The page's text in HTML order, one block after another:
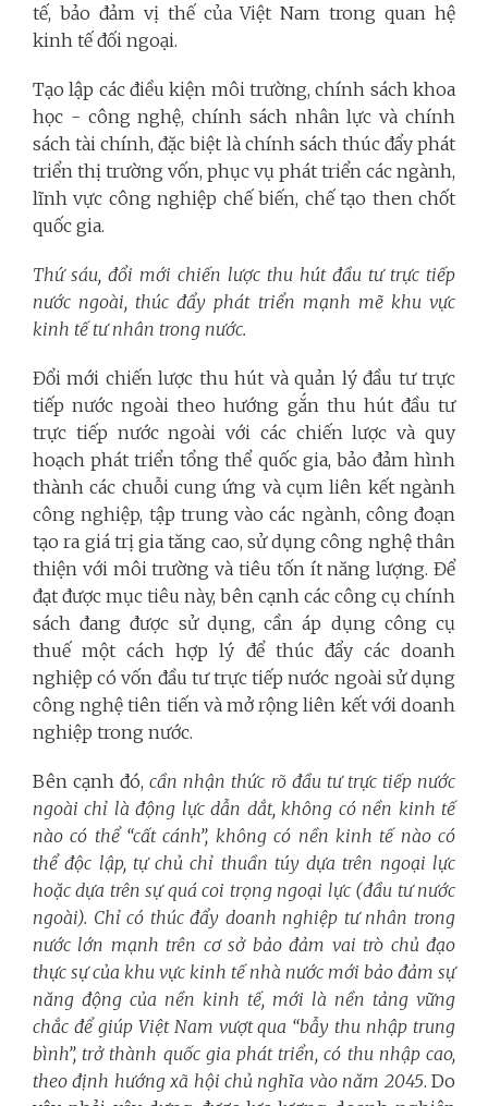
tế, bảo đảm vị thế của Việt Nam trong quan hệ
kinh tế đối ngoại.
Tạo lập các điều kiện môi trường, chính sách khoa
học - công nghệ, chính sách nhân lực và chính
sách tài chính, đặc biệt là chính sách thúc đẩy phát
triển thị trường vốn, phục vụ phát triển các ngành,
lĩnh vực công nghiệp chế biến, chế tạo then chốt
quốc gia.
Thứ sáu, đổi mới chiến lược thu hút đầu tư trực tiếp
nước ngoài, thúc đẩy phát triển mạnh mẽ khu vực
kinh tế tư nhân trong nước.
Đổi mới chiến lược thu hút và quản lý đầu tư trực
tiếp nước ngoài theo hướng gắn thu hút đầu tư
trực tiếp nước ngoài với các chiến lược và quy
hoạch phát triển tổng thể quốc gia, bảo đảm hình
thành các chuỗi cung ứng và cụm liên kết ngành
công nghiệp, tập trung vào các ngành, công đoạn
tạo ra giá trị gia tăng cao, sử dụng công nghệ thân
thiện với môi trường và tiêu tốn ít năng lượng. Để
đạt được mục tiêu này, bên cạnh các công cụ chính
sách đang được sử dụng, cần áp dụng công cụ
thuế một cách hợp lý để thúc đẩy các doanh
nghiệp có vốn đầu tư trực tiếp nước ngoài sử dụng
công nghệ tiên tiến và mở rộng liên kết với doanh
nghiệp trong nước.
Bên cạnh đó,cần nhận thức rõ đầu tư trực tiếp nước
ngoài chỉ là động lực dẫn dắt, không có nền kinh tế
nào có thể “cất cánh”, không có nền kinh tế nào có
thể độc lập, tự chủ chỉ thuần túy dựa trên ngoại lực
hoặc dựa trên sự quá coi trọng ngoại lực (đầu tư nước
ngoài). Chỉ có thúc đẩy doanh nghiệp tư nhân trong
nước lớn mạnh trên cơ sở bảo đảm vai trò chủ đạo
thực sự của khu vực kinh tế nhà nước mới bảo đảm sự
năng động của nền kinh tế, mới là nền tảng vững
chắc để giúp Việt Nam vượt qua “bẫy thu nhập trung
bình”, trở thành quốc gia phát triển, có thu nhập cao,
theo định hướng xã hội chủ nghĩa vào năm 2045. Do